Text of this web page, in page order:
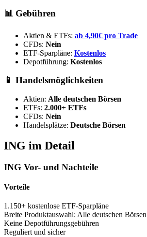
📊 Gebühren
Aktien & ETFs: ab 4,90€ pro Trade
CFDs: Nein
ETF-Sparpläne: Kostenlos
Depotführung: Kostenlos
📱 Handelsmöglichkeiten
Aktien: Alle deutschen Börsen
ETFs: 2.000+ ETFs
CFDs: Nein
Handelsplätze: Deutsche Börsen
ING im Detail
ING Vor- und Nachteile
Vorteile
1.150+ kostenlose ETF-Sparpläne
Breite Produktauswahl: Alle deutschen Börsen
Keine Depotführungsgebühren
Reguliert und sicher